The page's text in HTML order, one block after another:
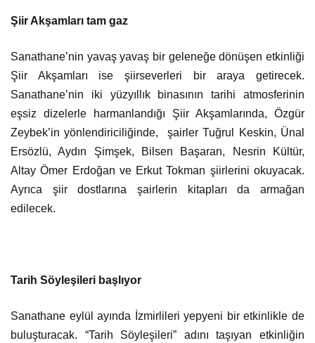
Şiir Akşamları tam gaz
Sanathane’nin yavaş yavaş bir geleneğe dönüşen etkinliği
Şiir Akşamları ise şiirseverleri bir araya getirecek.
Sanathane’nin iki yüzyıllık binasının tarihi atmosferinin
eşsiz dizelerle harmanlandığı Şiir Akşamlarında, Özgür
Zeybek’in yönlendiriciliğinde, şairler Tuğrul Keskin, Ünal
Ersözlü, Aydın Şimşek, Bilsen Başaran, Nesrin Kültür,
Altay Ömer Erdoğan ve Erkut Tokman şiirlerini okuyacak.
Ayrıca şiir dostlarına şairlerin kitapları da armağan
edilecek.
Tarih Söyleşileri başlıyor
Sanathane eylül ayında İzmirlileri yepyeni bir etkinlikle de
buluşturacak. “Tarih Söyleşileri” adını taşıyan etkinliğin